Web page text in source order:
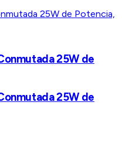
25W de
25W de